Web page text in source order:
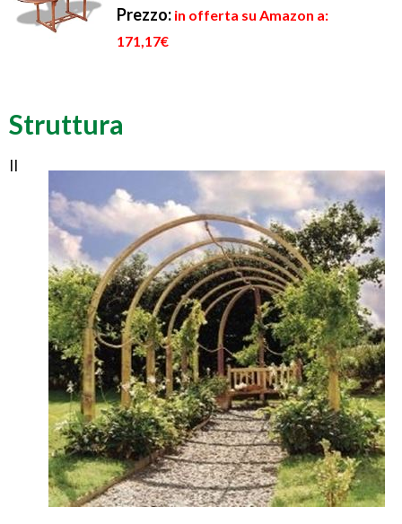
Prezzo: in offerta su Amazon a:
171,17€
Struttura
Il